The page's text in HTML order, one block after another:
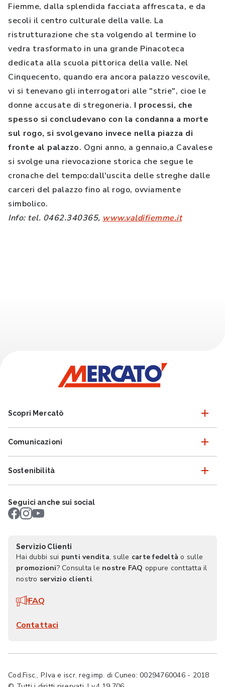
Fiemme, dalla splendida facciata affrescata, e da
secoli il centro culturale della valle. La
ristrutturazione che sta volgendo al termine lo
vedra trasformato in una grande Pinacoteca
dedicata alla scuola pittorica della valle. Nel
Cinquecento, quando era ancora palazzo vescovile,
vi si tenevano gli interrogatori alle "strie", cioe le
donne accusate di stregoneria. I processi, che
spesso si concludevano con la condanna a morte
sul rogo, si svolgevano invece nella piazza di
fronte al palazzo. Ogni anno, a gennaio,a Cavalese
si svolge una rievocazione storica che segue le
cronache del tempo:dall'uscita delle streghe dalle
carceri del palazzo fino al rogo, ovviamente
simbolico.
Info: tel. 0462.340365, www.valdifiemme.it
Scopri Mercatò
Comunicazioni
Sostenibilità
Seguici anche sui social
Servizio Clienti
Hai dubbi sui punti vendita, sulle carte fedeltà o sulle
promozioni? Consulta le nostre FAQ oppure conttatta il
nostro servizio clienti.
FAQ
Contattaci
Cod.Fisc., P.Iva e iscr. reg.imp. di Cuneo: 00294760046 - 2018